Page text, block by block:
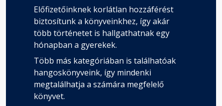
Előfizetőinknek korlátlan hozzáférést
biztosítunk a könyveinkhez, így akár
több történetet is hallgathatnak egy
hónapban a gyerekek.
Több más kategóriában is találhatóak
hangoskönyveink, így mindenki
megtalálhatja a számára megfelelő
könyvet.